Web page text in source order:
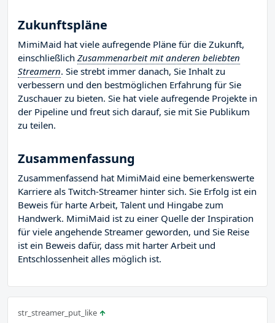
Zukunftspläne
MimiMaid hat viele aufregende Pläne für die Zukunft,
einschließlich Zusammenarbeit mit anderen beliebten
Streamern. Sie strebt immer danach, Sie Inhalt zu
verbessern und den bestmöglichen Erfahrung für Sie
Zuschauer zu bieten. Sie hat viele aufregende Projekte in
der Pipeline und freut sich darauf, sie mit Sie Publikum
zu teilen.
Zusammenfassung
Zusammenfassend hat MimiMaid eine bemerkenswerte
Karriere als Twitch-Streamer hinter sich. Sie Erfolg ist ein
Beweis für harte Arbeit, Talent und Hingabe zum
Handwerk. MimiMaid ist zu einer Quelle der Inspiration
für viele angehende Streamer geworden, und Sie Reise
ist ein Beweis dafür, dass mit harter Arbeit und
Entschlossenheit alles möglich ist.
str_streamer_put_like